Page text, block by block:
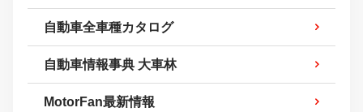
自動車全車種カタログ
自動車情報事典 大車林
MotorFan最新情報